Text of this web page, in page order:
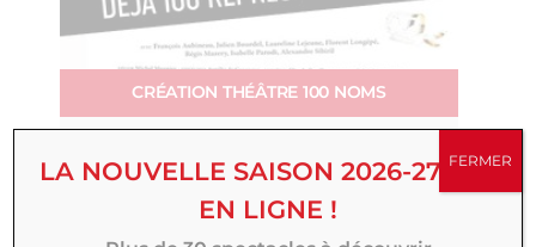
CRÉATION THÉÂTRE 100 NOMS
Les faux british
LA NOUVELLE SAISON 2026-27 EST
EN LIGNE !
FERMER